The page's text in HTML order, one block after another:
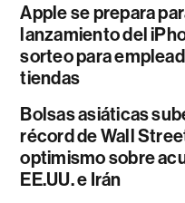
Apple se prepara
lanzamiento del
sorteo para
tiendas
Bolsas asiáticas
récord de Wall
optimismo sobre
EE.UU. e Irán